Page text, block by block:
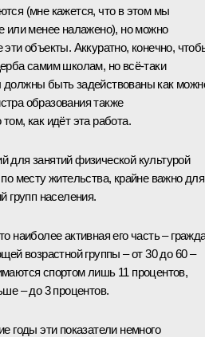
(мне кажется, что в этом мы
или менее налажено), но можно
объекты. Аккуратно, конечно,
самим школам, но всё‑таки
должны быть задействованы как
образования также
как идёт эта работа.
для занятий физической культурой
месту жительства, крайне важно для
групп населения.
наиболее активная его часть –
возрастной группы – от 30 до 60 –
спортом лишь 11 процентов,
– до 3 процентов.
годы эти показатели немного